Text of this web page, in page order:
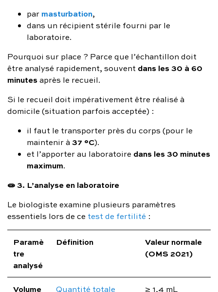
parmasturbation,
dans un récipient stérile fourni par le
laboratoire.
Pourquoi sur place ? Parce que l’échantillon doit
être analysé rapidement, souvent dans les 30 à 60
minutesaprès le recueil.
Si le recueil doit impérativement être réalisé à
domicile (situation parfois acceptée) :
il faut le transporter près du corps (pour le
maintenir à37 °C).
et l’apporter au laboratoire dans les 30 minutes
maximum.
🧫 3. L’analyse en laboratoire
Le biologiste examine plusieurs paramètres
essentiels lors de ce test de fertilité :
Paramè
tre
analysé
Définition
Valeur normale
(OMS 2021)
Volume
Quantité totale
≥ 1,4 mL